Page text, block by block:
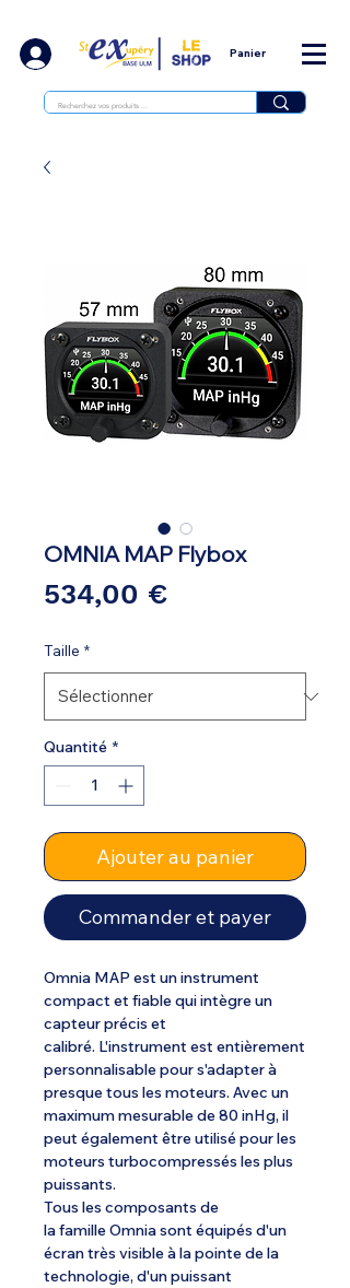
Panier
OMNIA MAP Flybox
534,00 €Prix
Taille *
Quantité *
Ajouter au panier
Commander et payer
Omnia MAP est un instrument
compact et fiable qui intègre un
capteur précis et
calibré. L'instrument est entièrement
personnalisable pour s'adapter à
presque tous les moteurs. Avec un
maximum mesurable de 80 inHg, il
peut également être utilisé pour les
moteurs turbocompressés les plus
puissants.
Tous les composants de
la famille Omnia sont équipés d'un
écran très visible à la pointe de la
technologie, d'un puissant